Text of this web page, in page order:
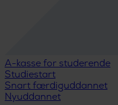
A-kasse for studerende
Studiestart
Snart færdiguddannet
Nyuddannet